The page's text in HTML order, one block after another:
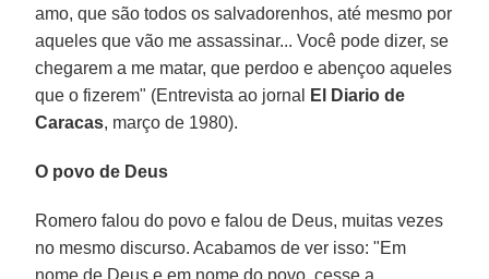
amo, que são todos os salvadorenhos, até mesmo por
aqueles que vão me assassinar... Você pode dizer, se
chegarem a me matar, que perdoo e abençoo aqueles
que o fizerem" (Entrevista ao jornal
El Diario de
Caracas, março de 1980).
O povo de Deus
Romero falou do povo e falou de Deus, muitas vezes
no mesmo discurso. Acabamos de ver isso: "Em
nome de Deus e em nome do povo, cesse a